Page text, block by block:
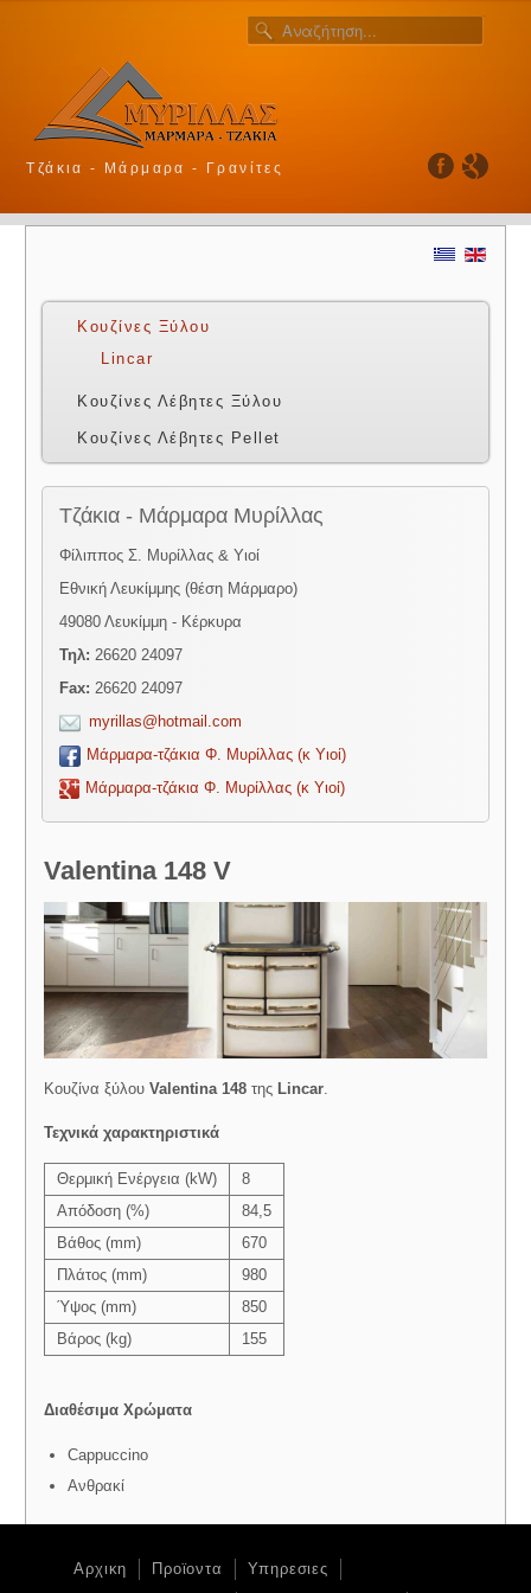
Τζάκια - Μάρμαρα - Γρανίτες
Κουζίνες Ξύλου
Lincar
Κουζίνες Λέβητες Ξύλου
Κουζίνες Λέβητες Pellet
Τζάκια - Μάρμαρα Μυρίλλας
Φίλιππος Σ. Μυρίλλας & Υιοί
Εθνική Λευκίμμης (θέση Μάρμαρο)
49080 Λευκίμμη - Κέρκυρα
Τηλ:26620 24097
Fax:26620 24097
myrillas@hotmail.com
Μάρμαρα-τζάκια Φ. Μυρίλλας (κ Υιοί)
Μάρμαρα-τζάκια Φ. Μυρίλλας (κ Υιοί)
Valentina 148 V
Κουζίνα ξύλουValentina 148 της Lincar.
Τεχνικά χαρακτηριστικά
Θερμική Ενέργεια (kW)
8
Απόδοση (%)
84,5
Βάθος (mm)
670
Πλάτος (mm)
980
Ύψος (mm)
850
Βάρος (kg)
155
Διαθέσιμα Χρώματα
Cappuccino
Ανθρακί
Αρχικη Προϊοντα Υπηρεσιες